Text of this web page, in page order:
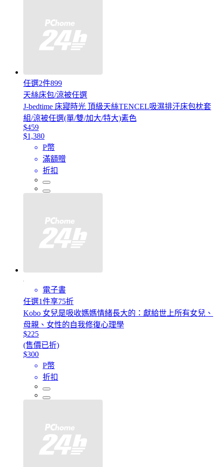
任選2件899
天絲床包/涼被任選
J-bedtime 床寢時光 頂級天絲TENCEL吸濕排汗床包枕套
組/涼被任選(單/雙/加大/特大)素色
$459
$1,380
P幣
滿額贈
折扣
電子書
任選1件享75折
Kobo 女兒是吸收媽媽情緒長大的：獻給世上所有女兒、
母親、女性的自我修復心理學
$225
(售價已折)
$300
P幣
折扣